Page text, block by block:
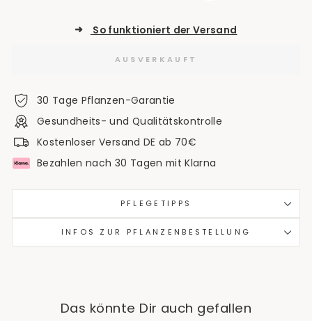
➜ So funktioniert der Versand
AUSVERKAUFT
30 Tage Pflanzen-Garantie
Gesundheits- und Qualitätskontrolle
Kostenloser Versand DE ab 70€
Bezahlen nach 30 Tagen mit Klarna
PFLEGETIPPS
INFOS ZUR PFLANZENBESTELLUNG
Das könnte Dir auch gefallen